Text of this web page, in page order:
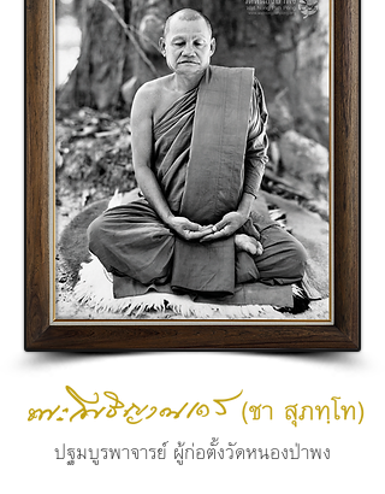
ปฐมบูรพาจารย์ ผู้ก่อตั้งวัดหนองป่าพง